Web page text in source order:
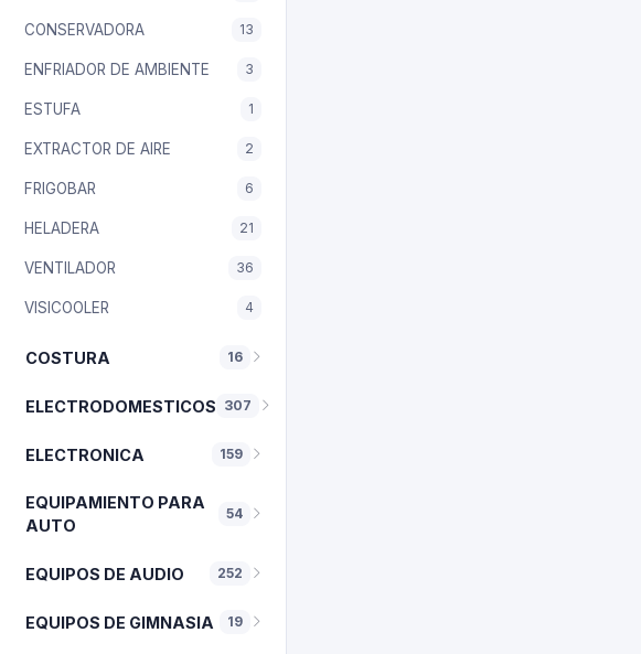
CONSERVADORA 13
ENFRIADOR DE AMBIENTE 3
ESTUFA 1
EXTRACTOR DE AIRE 2
FRIGOBAR 6
HELADERA 21
VENTILADOR 36
VISICOOLER 4
COSTURA 16
ELECTRODOMESTICOS 307
ELECTRONICA 159
EQUIPAMIENTO PARA
AUTO
54
EQUIPOS DE AUDIO 252
EQUIPOS DE GIMNASIA 19